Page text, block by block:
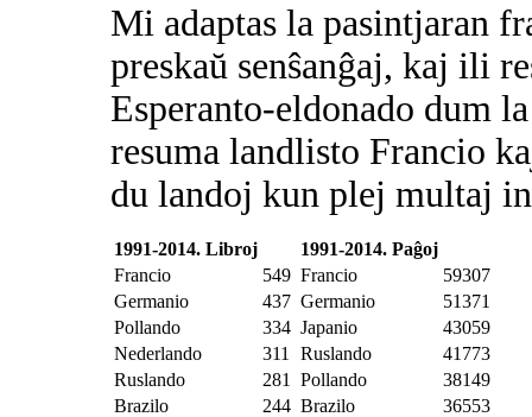
Mi adaptas la pasintjaran
preskaŭ senŝanĝaj, kaj ili
Esperanto-eldonado dum
resuma landlisto Francio
du landoj kun plej multaj
1991-2014. Libroj
1991-2014. Paĝoj
Francio
549 Francio
59307
Germanio
437 Germanio
51371
Pollando
334 Japanio
43059
Nederlando
311 Ruslando
41773
Ruslando
281 Pollando
38149
Brazilo
244 Brazilo
36553